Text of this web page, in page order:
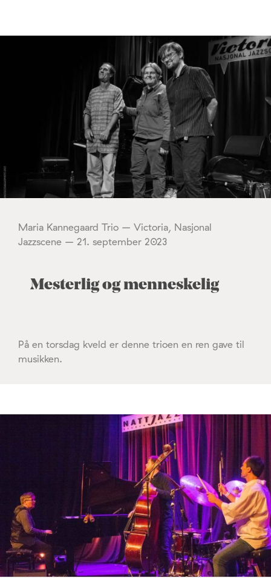
Maria Kannegaard Trio – Victoria, Nasjonal
Jazzscene – 21. september 2023
Mesterlig og menneskelig
På en torsdag kveld er denne trioen en ren gave til
musikken.